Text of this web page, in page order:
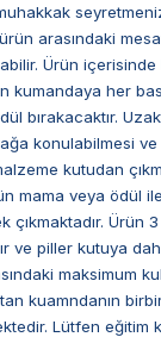
arasındaki
Ürün
kumandaya her
bırakacaktır.
konulabilmesi
kutudan
mama veya ödül
çıkmaktadır. Ürün
ve piller kutuya
maksimum
kuamndanın
Lütfen eğitim